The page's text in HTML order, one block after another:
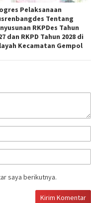
Pelaksanaan
Tentang
RKPDes Tahun
dan RKPD Tahun 2028 di
Kecamatan Gempol
saya berikutnya.